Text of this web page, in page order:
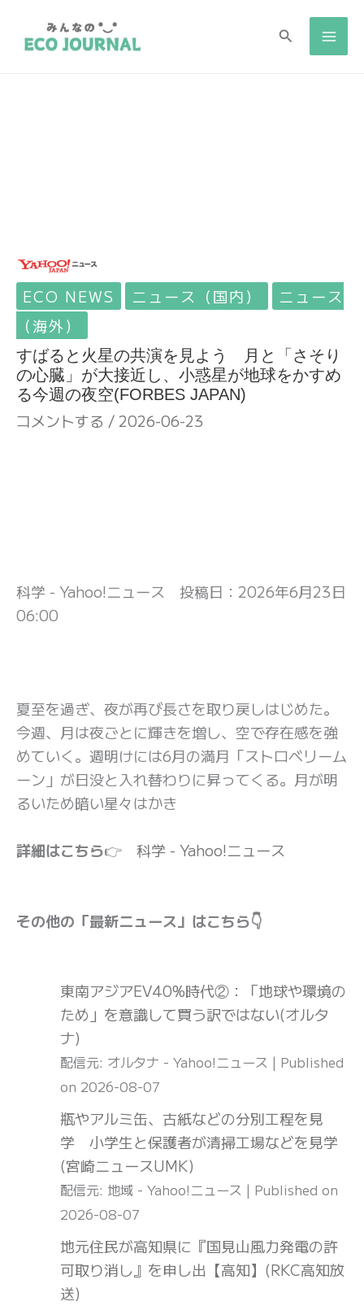
検
ECO NEWS ニュース（国内）
ニュース
（海外）
すばると火星の共演を見よう 月と「さそり
の心臓」が大接近し、小惑星が地球をかすめ
る今週の夜空(FORBES JAPAN)
コメントする / 2026-06-23
科学 - Yahoo!ニュース 投稿日： 2026年6月23日
06:00
夏至を過ぎ、夜が再び長さを取り戻しはじめた。
今週、月は夜ごとに輝きを増し、空で存在感を強
めていく。週明けには6月の満月「ストロベリーム
ーン」が日没と入れ替わりに昇ってくる。月が明
るいため暗い星々はかき
詳細はこちら👉 科学 - Yahoo!ニュース
その他の「最新ニュース」はこちら👇
東南アジアEV40%時代②：「地球や環境の
ため」を意識して買う訳ではない(オルタ
ナ)
配信元: オルタナ - Yahoo!ニュース
Published
on 2026-08-07
瓶やアルミ缶、古紙などの分別工程を見
学 小学生と保護者が清掃工場などを見学
(宮崎ニュースUMK)
配信元: 地域 - Yahoo!ニュース
Published on
2026-08-07
地元住民が高知県に『国見山風力発電の許
可取り消し』を申し出【高知】(RKC高知放
送)
索